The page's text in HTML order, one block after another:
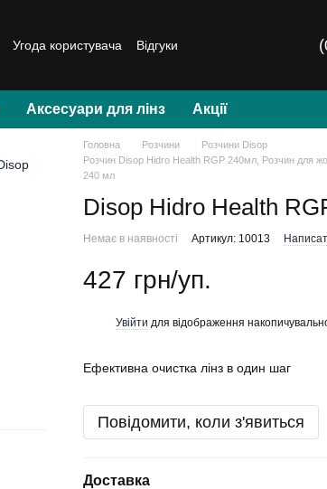
Угода користувача Відгуки
Аксесуари для лінз Акції
Головна Розчини
Розчини Disop
Розчин Disop Hidro Health RGP 240мл, Розчин для
240 мл
Disop Hidro Health
Немає в наявності Артикул: 10013
427 грн/уп.
Увійти для відображення
Ефективна очистка лінз в один шаг
Повідомити, коли з'явиться
Доставка